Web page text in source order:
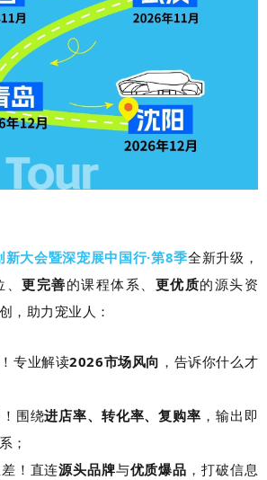
新大会暨深宠展中国行·第8季全新升级 ，
更完善的课程体系、 更优质的源头资
，助力宠业人：
专业解读2026市场风向 ，告诉你什么才
围绕进店率、转化率、复购率 ，输出即
；
！直连源头品牌与优质爆品 ，打破信息